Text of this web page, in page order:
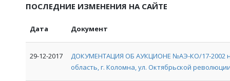
ПОСЛЕДНИЕ ИЗМЕНЕНИЯ НА САЙТЕ
Дата Документ
29-12-2017
ДОКУМЕНТАЦИЯ ОБ АУКЦИОНЕ №АЭ-КО/17-2002
область, г. Коломна, ул. Октябрьской